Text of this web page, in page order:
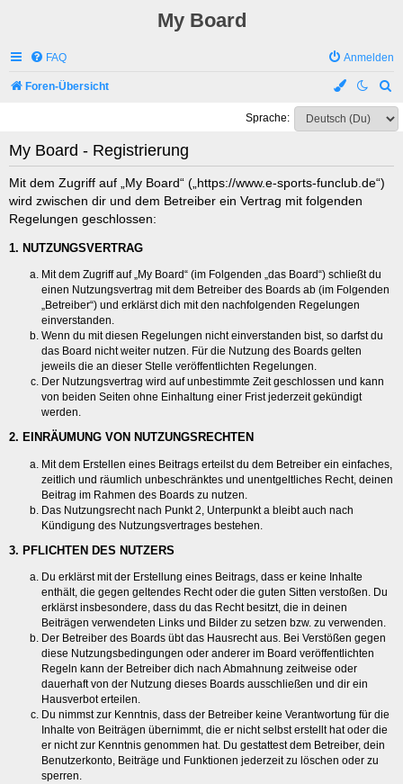
My Board
FAQ Anmelden
Foren-Übersicht
u
c
Sprache:
My Board - Registrierung
Mit dem Zugriff auf „My Board“ („https://www.e-sports-funclub.de“)
wird zwischen dir und dem Betreiber ein Vertrag mit folgenden
Regelungen geschlossen:
1. NUTZUNGSVERTRAG
Mit dem Zugriff auf „My Board“ (im Folgenden „das Board“) schließt du
einen Nutzungsvertrag mit dem Betreiber des Boards ab (im Folgenden
„Betreiber“) und erklärst dich mit den nachfolgenden Regelungen
einverstanden.
Wenn du mit diesen Regelungen nicht einverstanden bist, so darfst du
das Board nicht weiter nutzen. Für die Nutzung des Boards gelten
jeweils die an dieser Stelle veröffentlichten Regelungen.
Der Nutzungsvertrag wird auf unbestimmte Zeit geschlossen und kann
von beiden Seiten ohne Einhaltung einer Frist jederzeit gekündigt
werden.
2. EINRÄUMUNG VON NUTZUNGSRECHTEN
Mit dem Erstellen eines Beitrags erteilst du dem Betreiber ein einfaches,
zeitlich und räumlich unbeschränktes und unentgeltliches Recht, deinen
Beitrag im Rahmen des Boards zu nutzen.
Das Nutzungsrecht nach Punkt 2, Unterpunkt a bleibt auch nach
Kündigung des Nutzungsvertrages bestehen.
3. PFLICHTEN DES NUTZERS
Du erklärst mit der Erstellung eines Beitrags, dass er keine Inhalte
enthält, die gegen geltendes Recht oder die guten Sitten verstoßen. Du
erklärst insbesondere, dass du das Recht besitzt, die in deinen
Beiträgen verwendeten Links und Bilder zu setzen bzw. zu verwenden.
Der Betreiber des Boards übt das Hausrecht aus. Bei Verstößen gegen
diese Nutzungsbedingungen oder anderer im Board veröffentlichten
Regeln kann der Betreiber dich nach Abmahnung zeitweise oder
dauerhaft von der Nutzung dieses Boards ausschließen und dir ein
Hausverbot erteilen.
Du nimmst zur Kenntnis, dass der Betreiber keine Verantwortung für die
Inhalte von Beiträgen übernimmt, die er nicht selbst erstellt hat oder die
er nicht zur Kenntnis genommen hat. Du gestattest dem Betreiber, dein
Benutzerkonto, Beiträge und Funktionen jederzeit zu löschen oder zu
sperren.